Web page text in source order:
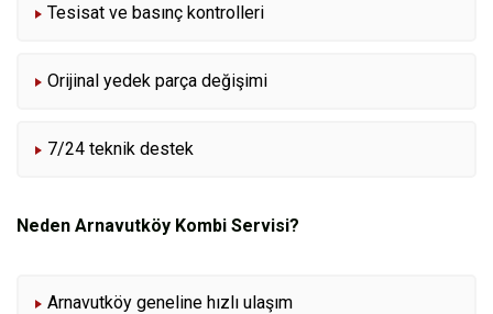
Tesisat ve basınç kontrolleri
Orijinal yedek parça değişimi
7/24 teknik destek
Neden Arnavutköy Kombi Servisi?
Arnavutköy geneline hızlı ulaşım